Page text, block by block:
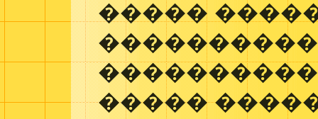
�����
�����